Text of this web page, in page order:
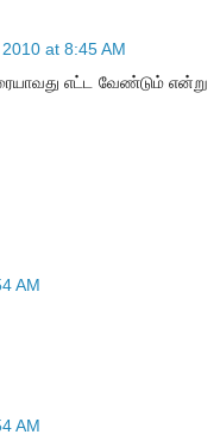
at 8:45 AM
எட்ட வேண்டும் என்று
AM
AM